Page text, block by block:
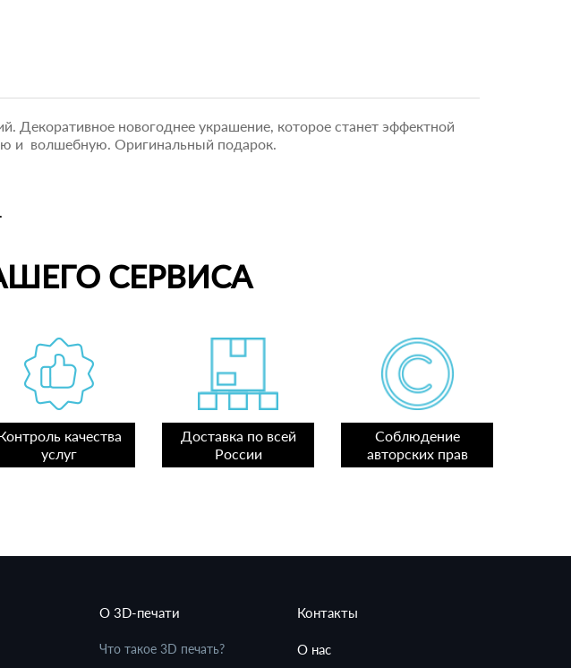
Декоративное новогоднее украшение, которое станет эффектной
и волшебную. Оригинальный подарок.
.
СЕРВИСА
качества
услуг
Доставка по всей
России
Соблюдение
авторских прав
О 3D-печати
Что такое 3D печать?
Контакты
О нас